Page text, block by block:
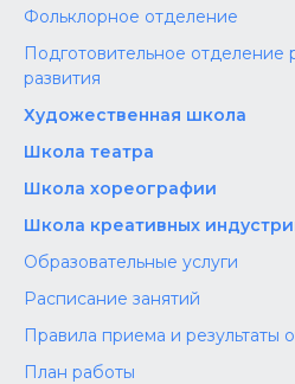
Фольклорное отделение
Подготовительное отделение
развития
Художественная школа
Школа‌‌‌‌ театра
Школа хореографии
Школа креативных
Образовательные услуги
Расписание занятий
Правила приема и результаты
План работы